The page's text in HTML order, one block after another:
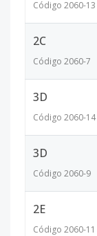
Código 2060-13
2C
Código 2060-7
3D
Código 2060-14
3D
Código 2060-9
2E
Código 2060-11